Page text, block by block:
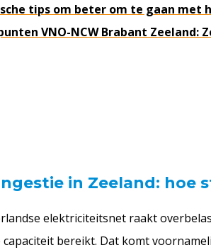
tips om beter om te gaan met
VNO-NCW Brabant Zeeland:
in Zeeland: hoe
elektriciteitsnet raakt
capaciteit bereikt. Dat komt